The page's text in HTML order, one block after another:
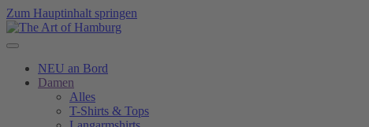
Zum Hauptinhalt springen
NEU an Bord
Damen
Alles
T-Shirts & Tops